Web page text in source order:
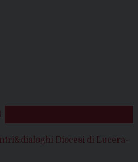
Diocesi di Lucera-